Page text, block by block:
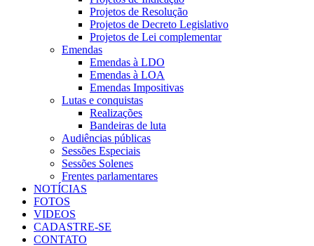
Projetos de Resolução
Projetos de Decreto Legislativo
Projetos de Lei complementar
Emendas
Emendas à LDO
Emendas à LOA
Emendas Impositivas
Lutas e conquistas
Realizações
Bandeiras de luta
Audiências públicas
Sessões Especiais
Sessões Solenes
Frentes parlamentares
NOTÍCIAS
FOTOS
VIDEOS
CADASTRE-SE
CONTATO